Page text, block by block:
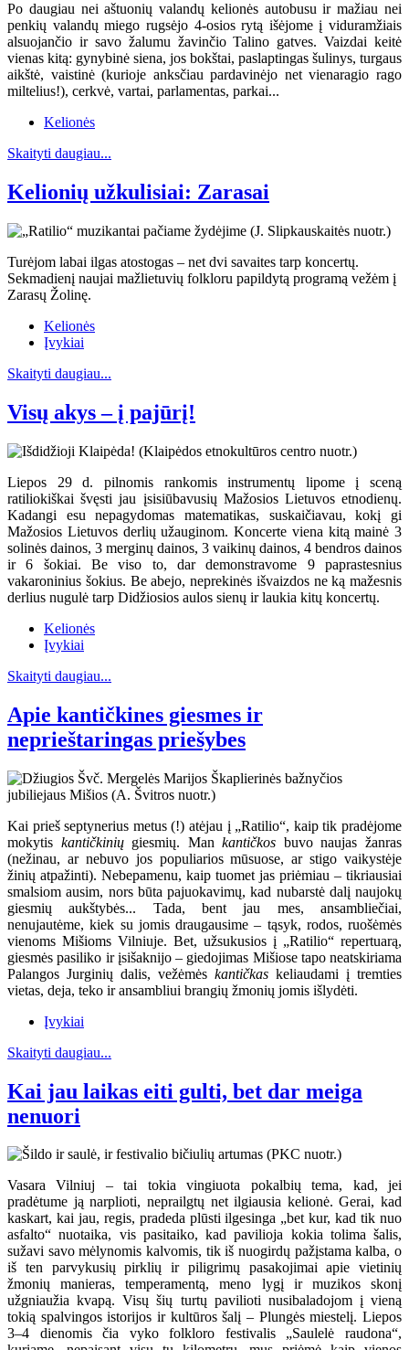
Po daugiau nei aštuonių valandų kelionės autobusu ir mažiau nei
penkių valandų miego rugsėjo 4-osios rytą išėjome į viduramžiais
alsuojančio ir savo žalumu žavinčio Talino gatves. Vaizdai keitė
vienas kitą: gynybinė siena, jos bokštai, paslaptingas šulinys, turgaus
aikštė, vaistinė (kurioje anksčiau pardavinėjo net vienaragio rago
miltelius!), cerkvė, vartai, parlamentas, parkai...
Kelionės
Skaityti daugiau...
Kelionių užkulisiai: Zarasai
Turėjom labai ilgas atostogas – net dvi savaites tarp koncertų.
Sekmadienį naujai mažlietuvių folkloru papildytą programą vežėm į
Zarasų Žolinę.
Kelionės
Įvykiai
Skaityti daugiau...
Visų akys – į pajūrį!
Liepos 29 d. pilnomis rankomis instrumentų lipome į sceną
ratiliokiškai švęsti jau įsisiūbavusių Mažosios Lietuvos etnodienų.
Kadangi esu nepagydomas matematikas, suskaičiavau, kokį gi
Mažosios Lietuvos derlių užauginom. Koncerte viena kitą mainė 3
solinės dainos, 3 merginų dainos, 3 vaikinų dainos, 4 bendros dainos
ir 6 šokiai. Be viso to, dar demonstravome 9 paprastesnius
vakaroninius šokius. Be abejo, neprekinės išvaizdos ne ką mažesnis
derlius nugulė tarp Didžiosios aulos sienų ir laukia kitų koncertų.
Kelionės
Įvykiai
Skaityti daugiau...
Apie kantičkines giesmes ir
neprieštaringas priešybes
Kai prieš septynerius metus (!) atėjau į „Ratilio“, kaip tik pradėjome
mokytis kantičkiniųgiesmių. Mankantičkos buvo naujas žanras
(nežinau, ar nebuvo jos populiarios mūsuose, ar stigo vaikystėje
žinių atpažinti). Nebepamenu, kaip tuomet jas priėmiau – tikriausiai
smalsiom ausim, nors būta pajuokavimų, kad nubarstė dalį naujokų
giesmių aukštybės... Tada, bent jau mes, ansambliečiai,
nenujautėme, kiek su jomis draugausime – tąsyk, rodos, ruošėmės
vienoms Mišioms Vilniuje. Bet, užsukusios į „Ratilio“ repertuarą,
giesmės pasiliko ir įsišaknijo – giedojimas Mišiose tapo neatskiriama
Palangos Jurginių dalis, vežėmės kantičkas keliaudami į tremties
vietas, deja, teko ir ansambliui brangių žmonių jomis išlydėti.
Įvykiai
Skaityti daugiau...
Kai jau laikas eiti gulti, bet dar meiga
nenuori
Vasara Vilniuj – tai tokia vingiuota pokalbių tema, kad, jei
pradėtume ją narplioti, neprailgtų net ilgiausia kelionė. Gerai, kad
kaskart, kai jau, regis, pradeda plūsti ilgesinga „bet kur, kad tik nuo
asfalto“ nuotaika, vis pasitaiko, kad pavilioja kokia tolima šalis,
sužavi savo mėlynomis kalvomis, tik iš nuogirdų pažįstama kalba, o
iš ten parvykusių pirklių ir piligrimų pasakojimai apie vietinių
žmonių manieras, temperamentą, meno lygį ir muzikos skonį
užgniaužia kvapą. Visų šių turtų pavilioti nusibaladojom į vieną
tokią spalvingos istorijos ir kultūros šalį – Plungės miestelį. Liepos
3–4 dienomis čia vyko folkloro festivalis „Saulelė raudona“,